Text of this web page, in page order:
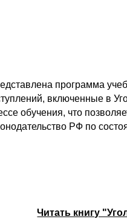
программа
включенные в
обучения, что
РФ по
Читать книгу